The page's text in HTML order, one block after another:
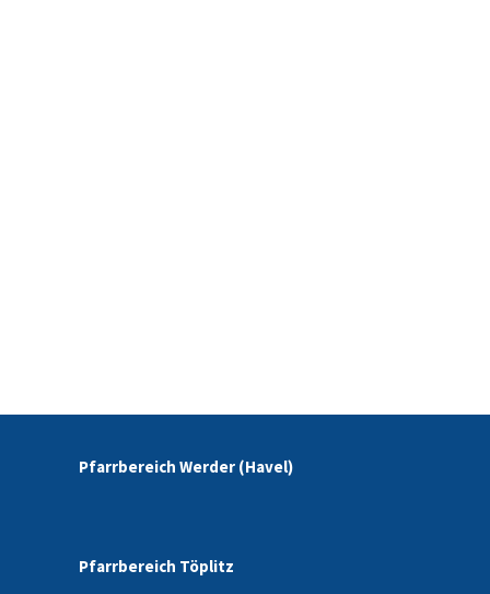
Pfarrbereich Werder (Havel)
Pfarrbereich Töplitz